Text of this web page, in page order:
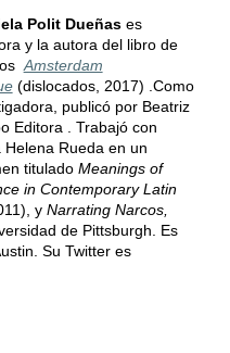
Polit Dueñases
y la autora del libro de
Amsterdam
(dislocados, 2017) .Como
publicó por Beatriz
Editora . Trabajó con
Helena Rueda en un
titulado Meanings of
in Contemporary Latin
y Narrating Narcos,
de Pittsburgh. Es
Su Twitter es